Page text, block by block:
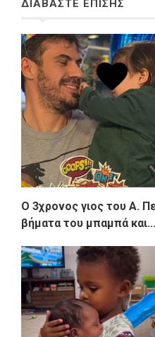
ΔΙΑΒΑΣΤΕ ΕΠΙΣΗΣ
Ο 3χρονος γιος του Α.
βήματα του μπαμπά